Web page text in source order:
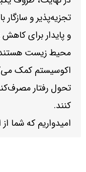
تجزیه‌پذیر و
و پایدار برای
محیط زیست
اکوسیستم کمک
تحول رفتار
کنند.
امیدواریم که شما